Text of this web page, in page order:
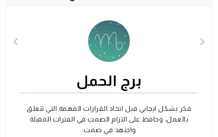
برج الحمل
فكر بشكل ايجابي قبل اتخاذ القرارات المهمة التي تتعلق
بالعمل، وحافظ على التزام الصمت في الفترات المقبلة
واجتهد في صمت.